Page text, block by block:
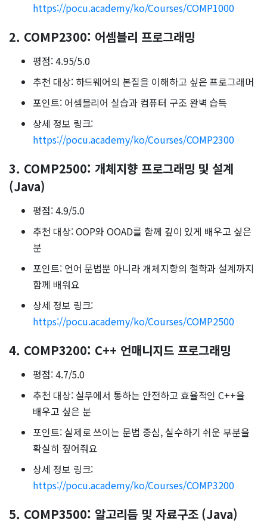
https://pocu.academy/ko/Courses/COMP1000
2. COMP2300: 어셈블리 프로그래밍
평점: 4.95/5.0
추천 대상: 하드웨어의 본질을 이해하고 싶은 프로그래머
포인트: 어셈블리어 실습과 컴퓨터 구조 완벽 습득
상세 정보 링크:
https://pocu.academy/ko/Courses/COMP2300
3. COMP2500: 개체지향 프로그래밍 및 설계
(Java)
평점: 4.9/5.0
추천 대상: OOP와 OOAD를 함께 깊이 있게 배우고 싶은
분
포인트: 언어 문법뿐 아니라 개체지향의 철학과 설계까지
함께 배워요
상세 정보 링크:
https://pocu.academy/ko/Courses/COMP2500
4. COMP3200: C++ 언매니지드 프로그래밍
평점: 4.7/5.0
추천 대상: 실무에서 통하는 안전하고 효율적인 C++을
배우고 싶은 분
포인트: 실제로 쓰이는 문법 중심, 실수하기 쉬운 부분을
확실히 짚어줘요
상세 정보 링크:
https://pocu.academy/ko/Courses/COMP3200
5. COMP3500: 알고리듬 및 자료구조 (Java)